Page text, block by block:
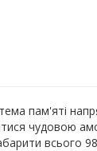
пам'яті
чудовою
всього